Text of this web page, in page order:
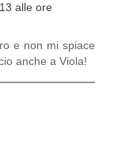
alle ore
e non mi spiace
anche a Viola!